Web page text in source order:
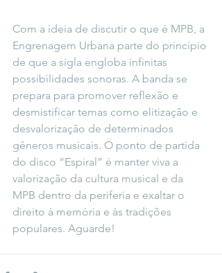
Com a ideia de discutir o que é MPB, a
Engrenagem Urbana parte do princípio
de que a sigla engloba infinitas
possibilidades sonoras. A banda se
prepara para promover reflexão e
desmistificar temas como elitização e
desvalorização de determinados
gêneros musicais. O ponto de partida
do disco “Espiral” é manter viva a
valorização da cultura musical e da
MPB dentro da periferia e exaltar o
direito à memória e às tradições
populares. Aguarde!